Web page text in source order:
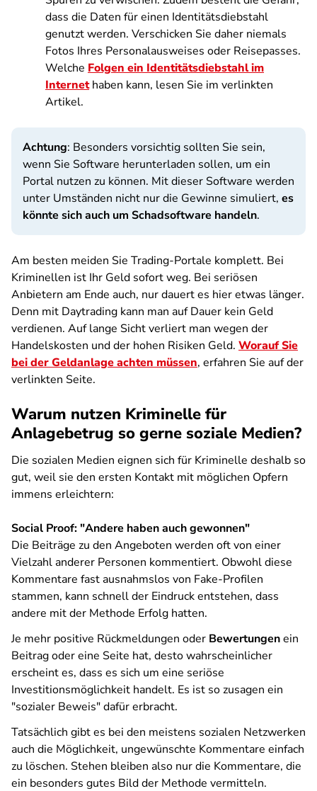
dass die Daten für einen Identitätsdiebstahl
genutzt werden. Verschicken Sie daher niemals
Fotos Ihres Personalausweises oder Reisepasses.
Welche Folgen ein Identitätsdiebstahl im
Internethaben kann, lesen Sie im verlinkten
Artikel.
Achtung: Besonders vorsichtig sollten Sie sein,
wenn Sie Software herunterladen sollen, um ein
Portal nutzen zu können. Mit dieser Software werden
unter Umständen nicht nur die Gewinne simuliert, es
könnte sich auch um Schadsoftware handeln.
Am besten meiden Sie Trading-Portale komplett. Bei
Kriminellen ist Ihr Geld sofort weg. Bei seriösen
Anbietern am Ende auch, nur dauert es hier etwas länger.
Denn mit Daytrading kann man auf Dauer kein Geld
verdienen. Auf lange Sicht verliert man wegen der
Handelskosten und der hohen Risiken Geld. Worauf Sie
bei der Geldanlage achten müssen, erfahren Sie auf der
verlinkten Seite.
Warum nutzen Kriminelle für
Anlagebetrug so gerne soziale Medien?
Die sozialen Medien eignen sich für Kriminelle deshalb so
gut, weil sie den ersten Kontakt mit möglichen Opfern
immens erleichtern:
Social Proof: "Andere haben auch gewonnen"
Die Beiträge zu den Angeboten werden oft von einer
Vielzahl anderer Personen kommentiert. Obwohl diese
Kommentare fast ausnahmslos von Fake-Profilen
stammen, kann schnell der Eindruck entstehen, dass
andere mit der Methode Erfolg hatten.
Je mehr positive Rückmeldungen oder Bewertungenein
Beitrag oder eine Seite hat, desto wahrscheinlicher
erscheint es, dass es sich um eine seriöse
Investitionsmöglichkeit handelt. Es ist so zusagen ein
"sozialer Beweis" dafür erbracht.
Tatsächlich gibt es bei den meistens sozialen Netzwerken
auch die Möglichkeit, ungewünschte Kommentare einfach
zu löschen. Stehen bleiben also nur die Kommentare, die
ein besonders gutes Bild der Methode vermitteln.